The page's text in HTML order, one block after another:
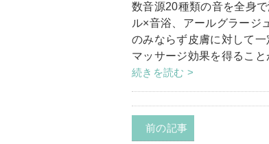
数音源20種類の音を全身
ル×音浴、アールグラ
のみならず皮膚に対して
マッサージ効果を得ること
続きを読む >
前の記事